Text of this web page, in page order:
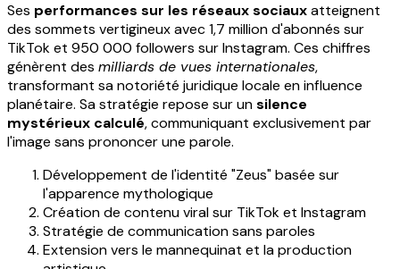
Ses performances sur les réseaux sociauxatteignent
des sommets vertigineux avec 1,7 million d'abonnés sur
TikTok et 950 000 followers sur Instagram. Ces chiffres
génèrent des milliards de vues internationales,
transformant sa notoriété juridique locale en influence
planétaire. Sa stratégie repose sur unsilence
mystérieux calculé, communiquant exclusivement par
l'image sans prononcer une parole.
Développement de l'identité "Zeus" basée sur
l'apparence mythologique
Création de contenu viral sur TikTok et Instagram
Stratégie de communication sans paroles
Extension vers le mannequinat et la production